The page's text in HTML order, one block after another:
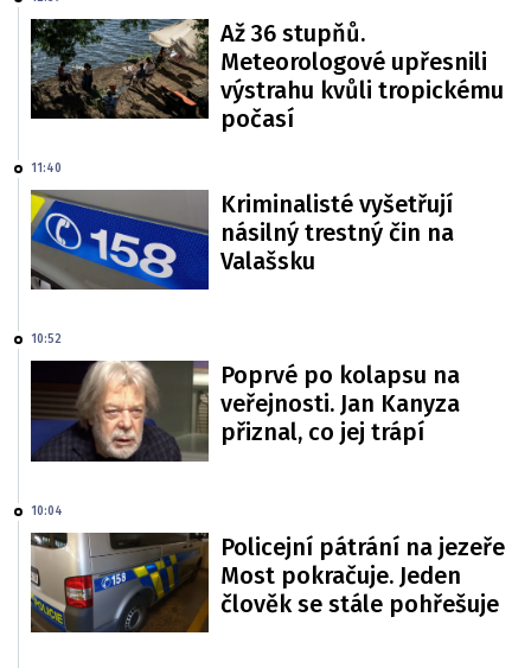
Až 36 stupňů.
Meteorologové upřesnili
výstrahu kvůli tropickému
počasí
11:40
Kriminalisté vyšetřují
násilný trestný čin na
Valašsku
10:52
Poprvé po kolapsu na
veřejnosti. Jan Kanyza
přiznal, co jej trápí
10:04
Policejní pátrání na jezeře
Most pokračuje. Jeden
člověk se stále pohřešuje